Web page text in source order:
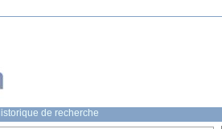
de recherche